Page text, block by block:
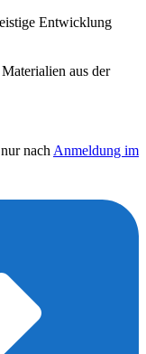
Entwicklung
aus der
nach Anmeldung im